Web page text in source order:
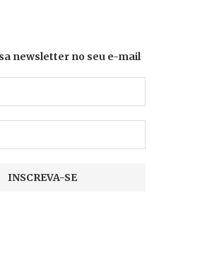
newsletter no seu e-mail